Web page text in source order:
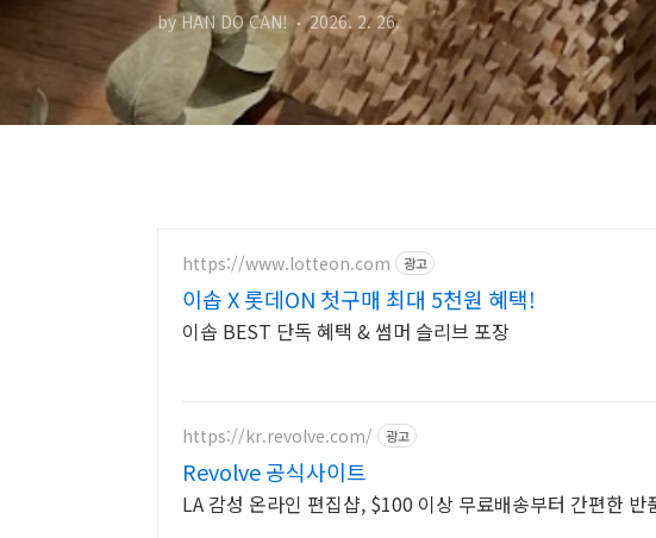
by HAN DO CAN! 2026. 2. 26.
https://www.lotteon.com 광고
이솝 X 롯데ON 첫구매 최대 5천원 혜택!
이솝 BEST 단독 혜택 & 썸머 슬리브 포장
https://kr.revolve.com/ 광고
Revolve 공식사이트
LA 감성 온라인 편집샵, $100 이상 무료배송부터 간편한 반